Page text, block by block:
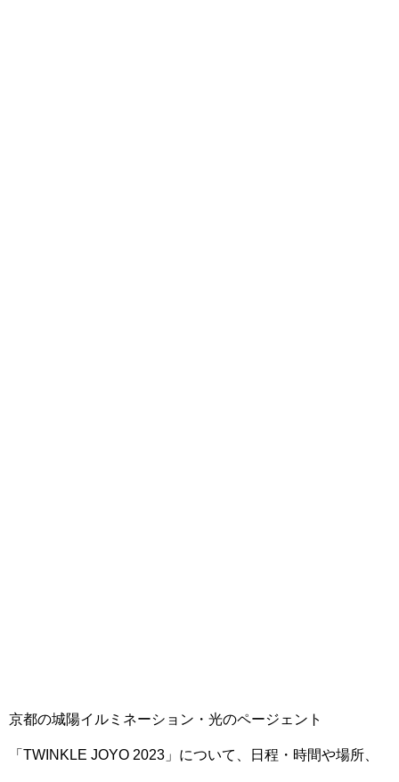
京都の城陽イルミネーション・光のページェント
「TWINKLE JOYO 2023」について、日程・時間や場所、